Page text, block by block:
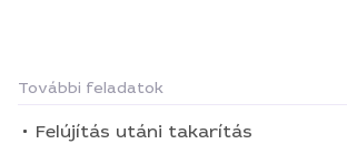
További feladatok
Felújítás utáni takarítás